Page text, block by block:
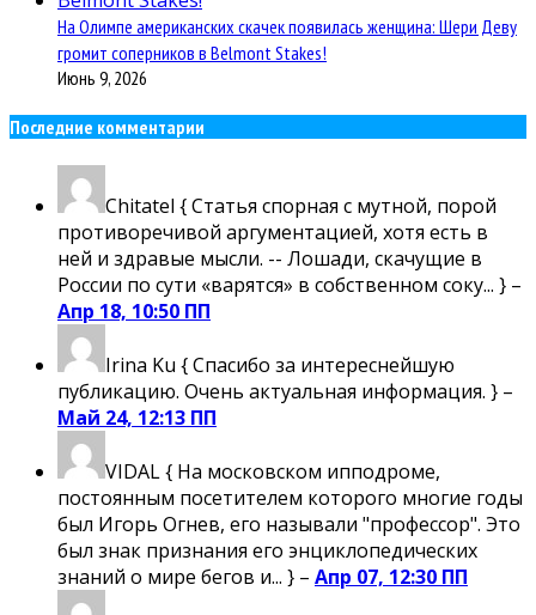
На Олимпе американских скачек появилась женщина: Шери Деву
громит соперников в Belmont Stakes!
Июнь 9, 2026
Последние комментарии
Chitatel { Статья спорная с мутной, порой
противоречивой аргументацией, хотя есть в
ней и здравые мысли. -- Лошади, скачущие в
России по сути «варятся» в собственном соку... } –
Апр 18, 10:50 ПП
Irina Ku { Спасибо за интереснейшую
публикацию. Очень актуальная информация. } –
Май 24, 12:13 ПП
VIDAL{ На московском ипподроме,
постоянным посетителем которого многие годы
был Игорь Огнев, его называли "профессор". Это
был знак признания его энциклопедических
знаний о мире бегов и... } – Апр 07, 12:30 ПП